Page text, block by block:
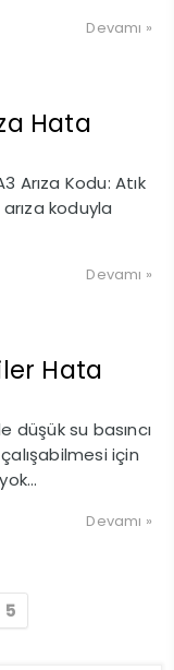
Devamı »
Hata
Arıza Kodu: Atık
koduyla
Devamı »
Hata
düşük su basıncı
için
Devamı »
5